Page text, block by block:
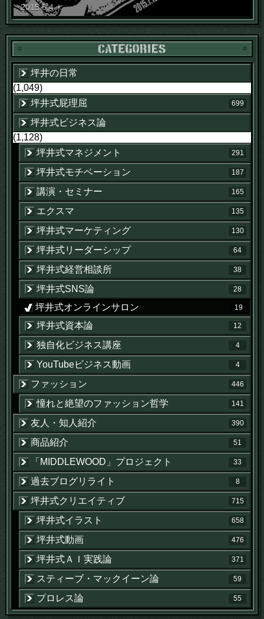
2015.6.4 木
坪井の日常
(1,049)
坪井式屁理屈
699
坪井式ビジネス論
(1,128)
坪井式マネジメント
291
坪井式モチベーション 187
講演・セミナー 165
エクスマ 135
坪井式マーケティング 130
坪井式リーダーシップ 64
坪井式経営相談所 38
坪井式SNS論 28
坪井式オンラインサロン 19
坪井式資本論 12
独自化ビジネス講座 4
YouTubeビジネス動画 4
ファッション 446
憧れと絶望のファッション哲学 141
友人・知人紹介 390
商品紹介 51
「MIDDLEWOOD」プロジェクト 33
過去ブログリライト 8
坪井式クリエイティブ 715
坪井式イラスト 658
坪井式動画 476
坪井式ＡＩ実践論 371
スティーブ・マックイーン論 59
プロレス論 55